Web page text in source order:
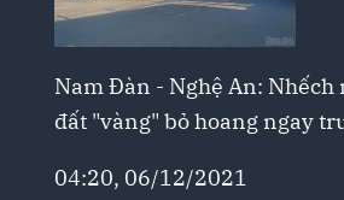
Nam Đàn - Nghệ An:
đất "vàng" bỏ hoang ngay
04:20, 06/12/2021